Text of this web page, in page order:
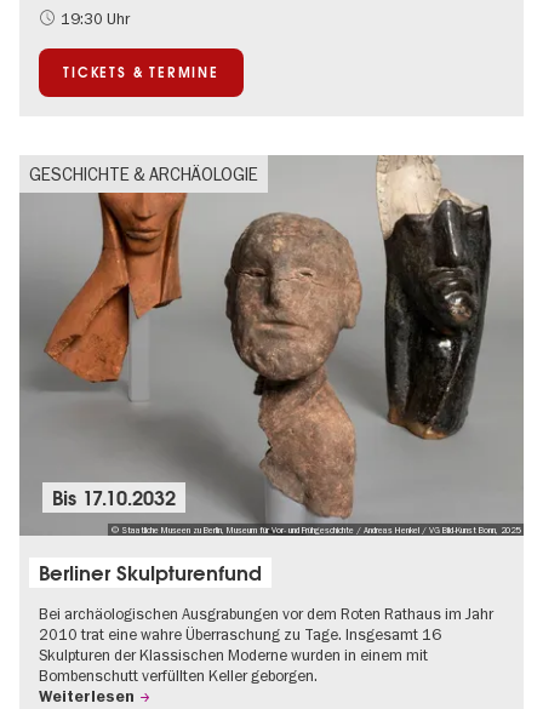
International
19:30 Uhr
TICKETS & TERMINE
GESCHICHTE & ARCHÄOLOGIE
© Staatliche Museen zu Berlin, Museum für Vor- und Frühgeschichte / Andreas Henkel / VG Bild-Kunst Bonn, 2025
Bis 17.10.2032
Berliner Skulpturenfund
Bei archäologischen Ausgrabungen vor dem Roten Rathaus im Jahr
2010 trat eine wahre Überraschung zu Tage. Insgesamt 16
Skulpturen der Klassischen Moderne wurden in einem mit
Bombenschutt verfüllten Keller geborgen.
Weiterlesen